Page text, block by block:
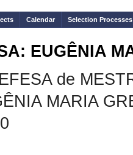
Calendar Selection Processes
EUGÊNIA
de
MARIA